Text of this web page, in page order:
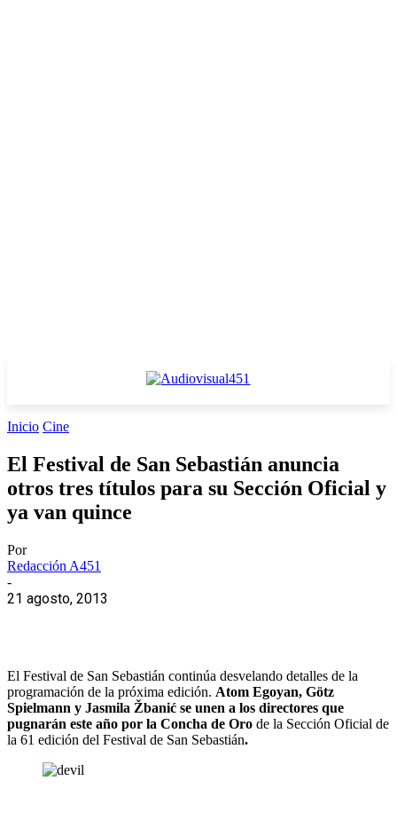
Inicio Cine
El Festival de San Sebastián anuncia
otros tres títulos para su Sección Oficial y
ya van quince
Por
Redacción A451
-
21 agosto, 2013
El Festival de San Sebastián continúa desvelando detalles de la
programación de la próxima edición. Atom Egoyan, Götz
Spielmann y Jasmila Žbanić se unen a los directores que
pugnarán este año por la Concha de Oro de la Sección Oficial de
la 61 edición del Festival de San Sebastián.